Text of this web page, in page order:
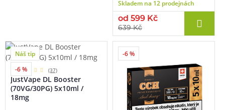
Skladem na 12 prodejnách
od 599 Kč
639 Kč
Náš tip
-6 %
(37)
JustVape DL Booster
(70VG/30PG) 5x10ml /
18mg
-6 %